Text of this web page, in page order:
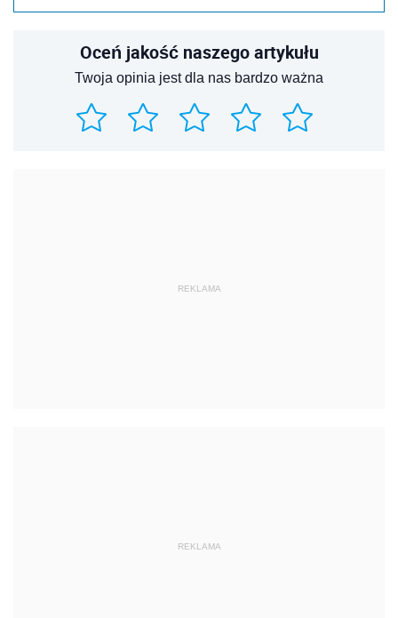
Oceń jakość naszego artykułu
Twoja opinia jest dla nas bardzo ważna
REKLAMA
REKLAMA